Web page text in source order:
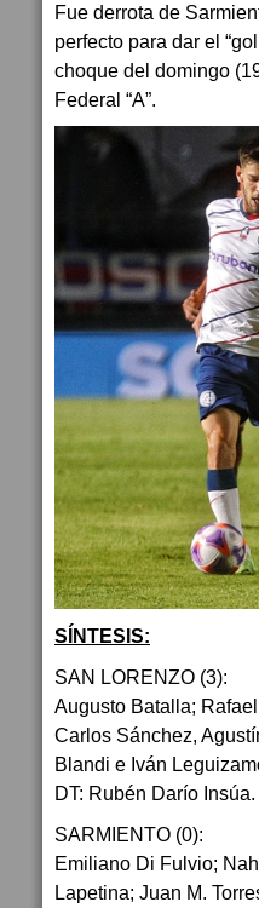
Fue derrota de
perfecto para dar el
choque del domingo
Federal “A”.
SÍNTESIS:
SAN LORENZO (3):
Augusto Batalla;
Carlos Sánchez,
Blandi e Iván
DT: Rubén Darío Insúa.
SARMIENTO (0):
Emiliano Di Fulvio;
Lapetina; Juan M.